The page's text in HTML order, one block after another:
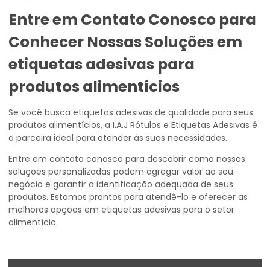
Entre em Contato Conosco para
Conhecer Nossas Soluções em
etiquetas adesivas para
produtos alimentícios
Se você busca etiquetas adesivas de qualidade para seus
produtos alimentícios, a I.A.J Rótulos e Etiquetas Adesivas é
a parceira ideal para atender às suas necessidades.
Entre em contato conosco para descobrir como nossas
soluções personalizadas podem agregar valor ao seu
negócio e garantir a identificação adequada de seus
produtos. Estamos prontos para atendê-lo e oferecer as
melhores opções em etiquetas adesivas para o setor
alimentício.